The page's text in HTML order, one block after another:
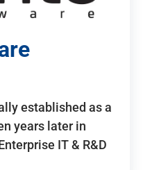
established as a
years later in
IT & R&D